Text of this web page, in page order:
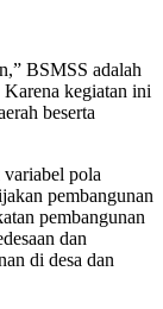
BSMSS adalah
kegiatan ini
beserta
pola
pembangunan
pembangunan
dan
di desa dan